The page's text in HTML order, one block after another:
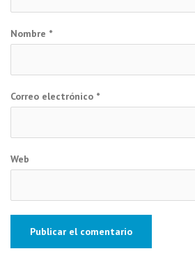
Nombre *
Correo electrónico *
Web